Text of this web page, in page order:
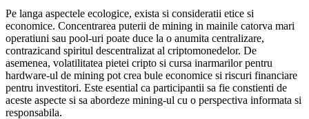
Pe langa aspectele ecologice, exista si consideratii etice si
economice. Concentrarea puterii de mining in mainile catorva mari
operatiuni sau pool-uri poate duce la o anumita centralizare,
contrazicand spiritul descentralizat al criptomonedelor. De
asemenea, volatilitatea pietei cripto si cursa inarmarilor pentru
hardware-ul de mining pot crea bule economice si riscuri financiare
pentru investitori. Este esential ca participantii sa fie constienti de
aceste aspecte si sa abordeze mining-ul cu o perspectiva informata si
responsabila.